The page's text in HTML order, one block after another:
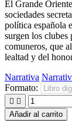
El Grande
sociedades
política española
surgen los clubes
comuneros, que
lealtad y del
Narrativa
Formato:
 
Añadir al carrito